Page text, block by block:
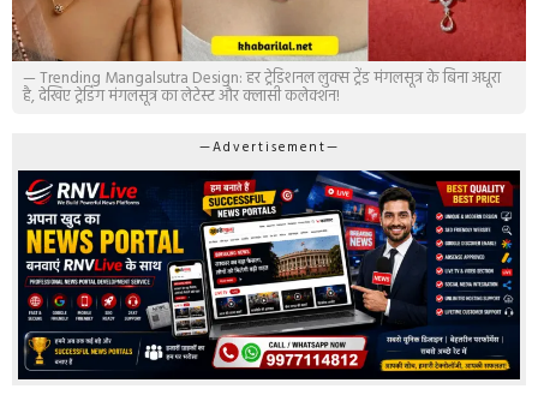
— Trending Mangalsutra Design: हर ट्रेडिशनल लुक्स ट्रेंड मंगलसूत्र के बिना अधूरा
है, देखिए ट्रेडिंग मंगलसूत्र का लेटेस्ट और क्लासी कलेक्शन!
—Advertisement—